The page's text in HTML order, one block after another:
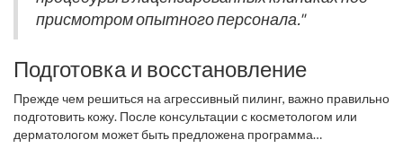
присмотром опытного персонала."
Подготовка и восстановление
Прежде чем решиться на агрессивный пилинг, важно правильно
подготовить кожу. После консультации с косметологом или
дерматологом может быть предложена программа